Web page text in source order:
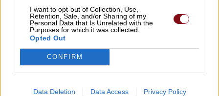
I want to opt-out of Collection, Use,
Retention, Sale, and/or Sharing of my
Personal Data that Is Unrelated with the
Purposes for which it was collected.
Opted Out
CONFIRM
Data Deletion Data Access Privacy Policy